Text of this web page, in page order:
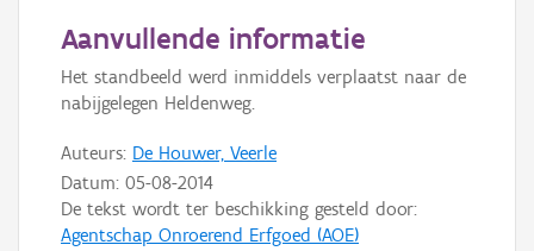
Aanvullende informatie
Het standbeeld werd inmiddels verplaatst naar de
nabijgelegen Heldenweg.
Auteurs: De Houwer, Veerle
Datum: 05-08-2014
De tekst wordt ter beschikking gesteld door:
Agentschap Onroerend Erfgoed (AOE)